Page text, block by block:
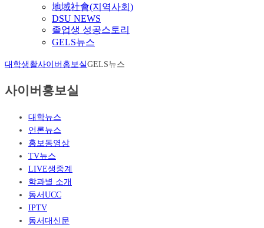
地域社會(지역사회)
DSU NEWS
졸업생 성공스토리
GELS뉴스
대학생활사이버홍보실GELS뉴스
사이버홍보실
대학뉴스
언론뉴스
홍보동영상
TV뉴스
LIVE생중계
학과별 소개
동서UCC
IPTV
동서대신문